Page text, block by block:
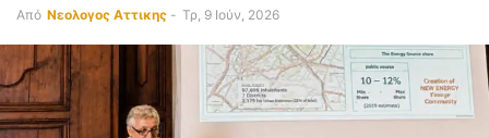
Από Νεολογος Αττικης - Τρ, 9 Ιούν, 2026